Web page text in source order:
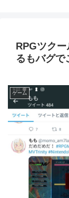
RPGツク
るもバグで
ゲーム